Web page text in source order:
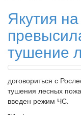
Якутия
тушение
договориться с
тушения лесных
введен режим ЧС.